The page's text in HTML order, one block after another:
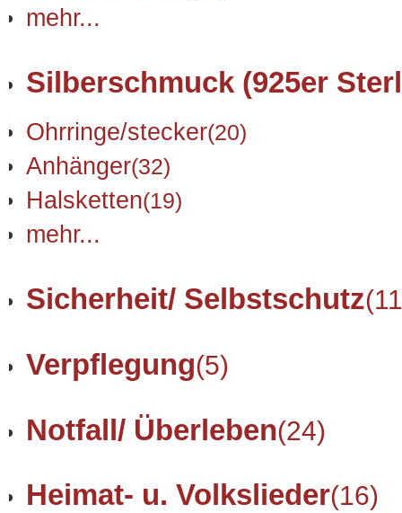
mehr...
Silberschmuck (925er
Ohrringe/stecker(20)
Anhänger(32)
Halsketten(19)
mehr...
Sicherheit/ Selbstschutz
Verpflegung(5)
Notfall/ Überleben(24)
Heimat- u. Volkslieder(16)